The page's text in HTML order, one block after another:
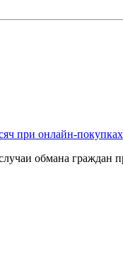
при онлайн-
обмана граждан